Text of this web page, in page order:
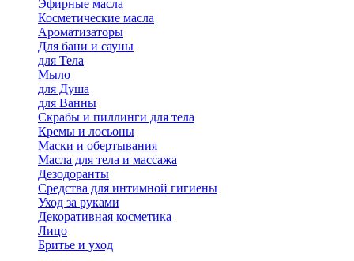
Эфирные масла
Косметические масла
Ароматизаторы
Для бани и сауны
для Тела
Мыло
для Душа
для Ванны
Скрабы и пиллинги для тела
Кремы и лосьоны
Маски и обертывания
Масла для тела и массажа
Дезодоранты
Средства для интимной гигиены
Уход за руками
Декоративная косметика
Лицо
Бритье и уход